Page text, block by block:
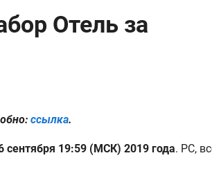
Отель за
ссылка.
сентября 19:59 (МСК) 2019 года. PC,